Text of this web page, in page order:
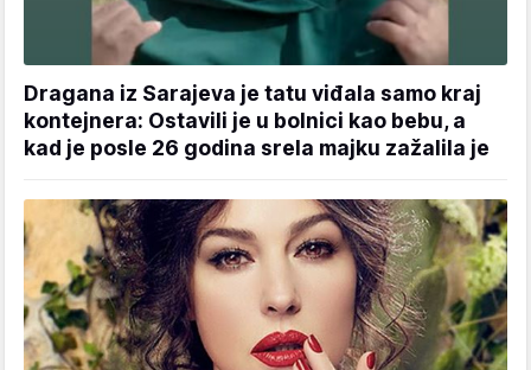
Dragana iz Sarajeva je tatu viđala samo kraj
kontejnera: Ostavili je u bolnici kao bebu, a
kad je posle 26 godina srela majku zažalila je